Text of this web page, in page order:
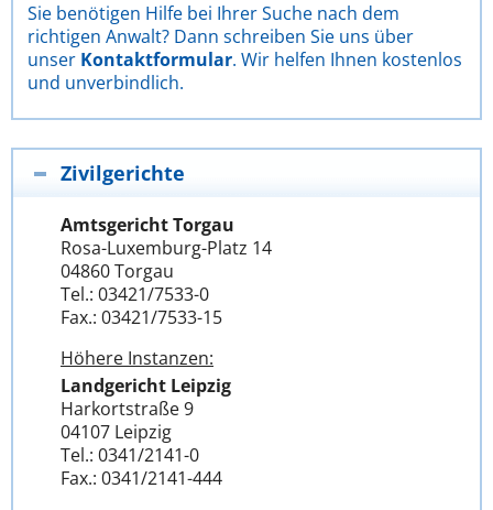
Sie benötigen Hilfe bei Ihrer Suche nach dem
richtigen Anwalt? Dann schreiben Sie uns über
unser Kontaktformular. Wir helfen Ihnen kostenlos
und unverbindlich.
Zivilgerichte
Amtsgericht Torgau
Rosa-Luxemburg-Platz 14
04860 Torgau
Tel.: 03421/7533-0
Fax.: 03421/7533-15
Höhere Instanzen:
Landgericht Leipzig
Harkortstraße 9
04107 Leipzig
Tel.: 0341/2141-0
Fax.: 0341/2141-444